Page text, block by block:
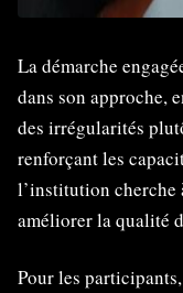
La démarche
dans son approche,
des irrégularités
renforçant les
l’institution cherche
améliorer la qualité
Pour les